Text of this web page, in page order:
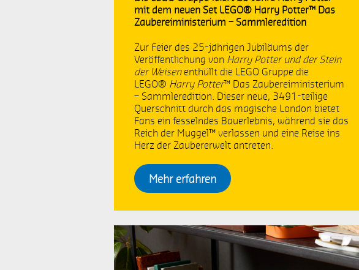
Jubiläum Geburtstag
Geschenketipps Geschenkideen
BUILD FOR REAL Geschenkidee
Polizei Play Well Report
San Francisco
Hausboot LEGO Disney
mit dem neuen Set LEGO® Harry Potter™ Das
Zaubereiministerium – Sammleredition
Zur Feier des 25-jährigen Jubiläums der
Veröffentlichung von Harry Potter und der Stein
der Weisenenthüllt die LEGO Gruppe die
LEGO® Harry Potter™ Das Zaubereiministerium
– Sammleredition. Dieser neue, 3491-teilige
Querschnitt durch das magische London bietet
Fans ein fesselndes Bauerlebnis, während sie das
Reich der Muggel™ verlassen und eine Reise ins
Herz der Zaubererwelt antreten.
Mehr erfahren